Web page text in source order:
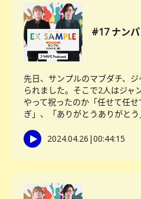
#17 ナン
先日、サンプルのマブダチ、
られました。そこで2人はジャ
やって祝ったのか「任せて任
ぎ」、「ありがとうありがと
2024.04.26 |00:44:15